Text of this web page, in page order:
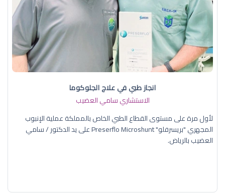
انجاز طبي في علاج الجلوكوما
الاستشاري سامي العضيب
لأول مرة على مستوى القطاع الطبي الخاص بالمملكة عملية الإنبوب
المجهري "بريسرفلو" Preserflo Microshunt على يد الدكتور / سامي
العضيب بالرياض.